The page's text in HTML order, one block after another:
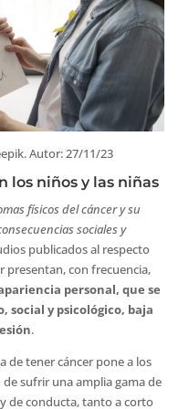
Autor: 27/11/23
los niños y las niñas
físicos del cáncer y su
sociales y
publicados al respecto
presentan, con frecuencia,
personal, que se
social y psicológico, baja
.
de tener cáncer pone a los
sufrir una amplia gama de
de conducta, tanto a corto